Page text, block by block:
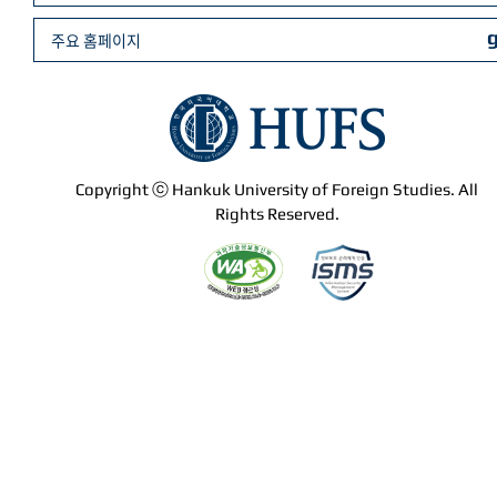
Copyright ⓒ Hankuk University of Foreign Studies. All
Rights Reserved.
주요 홈페이지